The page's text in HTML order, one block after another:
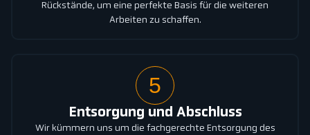
Rückstände, um eine perfekte Basis für die weiteren
Arbeiten zu schaffen.
5
Entsorgung und Abschluss
Wir kümmern uns um die fachgerechte Entsorgung des